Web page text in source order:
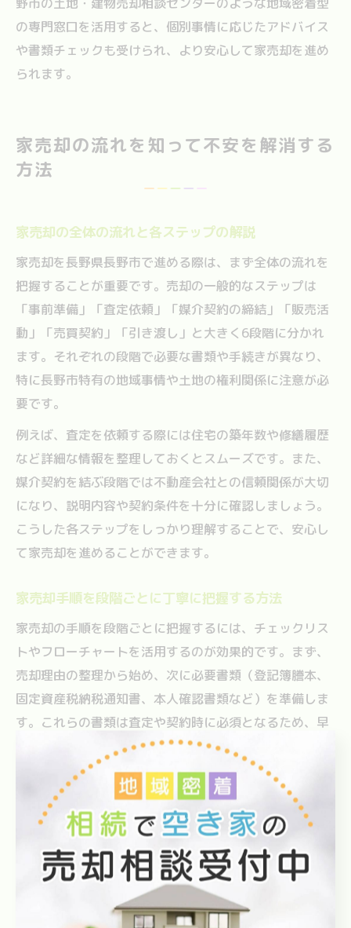
の専門窓口を活用すると、個別事情に応じたアドバイス
や書類チェックも受けられ、より安心して家売却を進め
られます。
家売却の流れを知って不安を解消する
方法
家売却の全体の流れと各ステップの解説
家売却を長野県長野市で進める際は、まず全体の流れを
把握することが重要です。売却の一般的なステップは
「事前準備」「査定依頼」「媒介契約の締結」「販売活
動」「売買契約」「引き渡し」と大きく6段階に分かれ
ます。それぞれの段階で必要な書類や手続きが異なり、
特に長野市特有の地域事情や土地の権利関係に注意が必
要です。
例えば、査定を依頼する際には住宅の築年数や修繕履歴
など詳細な情報を整理しておくとスムーズです。また、
媒介契約を結ぶ段階では不動産会社との信頼関係が大切
になり、説明内容や契約条件を十分に確認しましょう。
こうした各ステップをしっかり理解することで、安心し
て家売却を進めることができます。
家売却手順を段階ごとに丁寧に把握する方法
家売却の手順を段階ごとに把握するには、チェックリス
トやフローチャートを活用するのが効果的です。まず、
売却理由の整理から始め、次に必要書類（登記簿謄本、
固定資産税納税通知書、本人確認書類など）を準備しま
す。これらの書類は査定や契約時に必須となるため、早
めの整理が安心につながります。
また、長野市内での売却は、土地の形状や都市計画区域
の指定など地域特有の確認事項も多いため、不動産会社
と相談しながら段階ごとのポイントを押さえていきまし
ょう。定期的に進捗を確認することで手続き漏れを防
ぎ、スムーズな売却に近づきます。
家売却の流れを知ることで得られる安心感